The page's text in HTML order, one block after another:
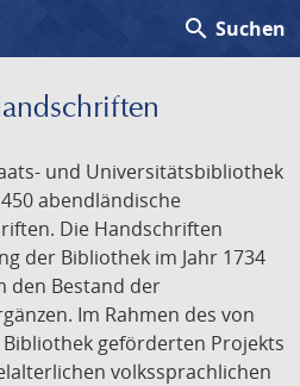
search Suchen
und Universitätsbibliothek
abendländische
Die Handschriften
der Bibliothek im Jahr 1734
den Bestand der
Im Rahmen des von
geförderten Projekts
volkssprachlichen